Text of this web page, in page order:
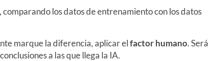
, comparando los datos de entrenamiento con los datos
marque la diferencia, aplicar elfactor humano. Será
a las que llega la IA.